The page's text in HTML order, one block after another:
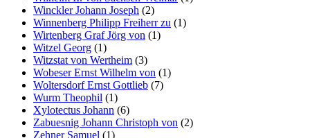
Winckler Johann Joseph (2)
Winnenberg Philipp Freiherr zu (1)
Wirtenberg Graf Jörg von (1)
Witzel Georg (1)
Witzstat von Wertheim (3)
Wobeser Ernst Wilhelm von (1)
Woltersdorf Ernst Gottlieb (7)
Wurm Theophil (1)
Xylotectus Johann (6)
Zabuesnig Johann Christoph von (2)
Zehner Samuel (1)